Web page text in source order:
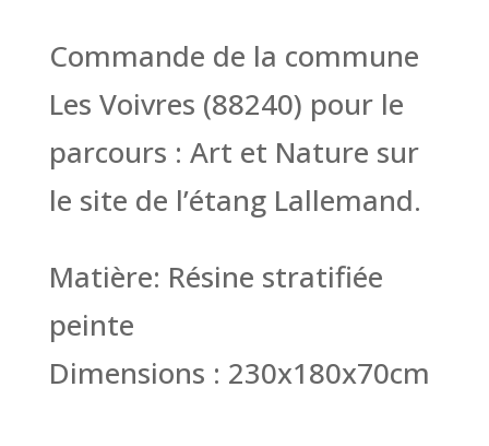
Commande de la commune
Les Voivres (88240) pour le
parcours : Art et Nature sur
le site de l’étang Lallemand.
Matière: Résine stratifiée
peinte
Dimensions : 230x180x70cm